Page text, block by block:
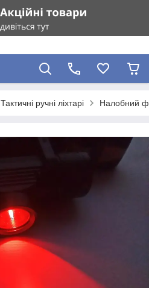
Тактичні ручні ліхтарі Налобний